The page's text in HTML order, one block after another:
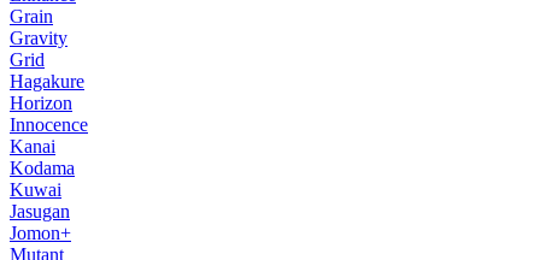
Grain
Gravity
Grid
Hagakure
Horizon
Innocence
Kanai
Kodama
Kuwai
Jasugan
Jomon+
Mutant